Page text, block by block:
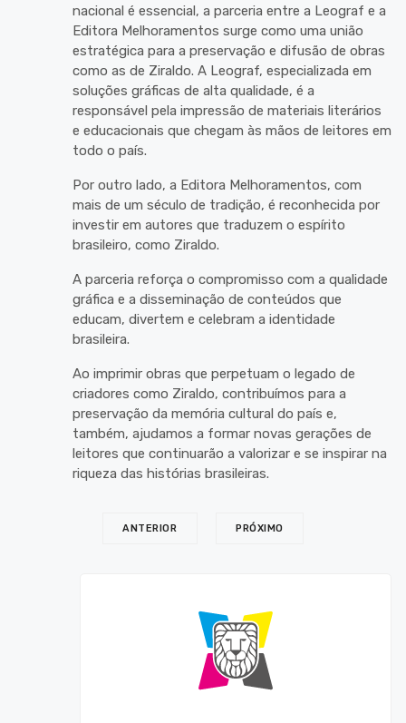
nacional é essencial, a parceria entre a Leograf e a
Editora Melhoramentos surge como uma união
estratégica para a preservação e difusão de obras
como as de Ziraldo. A Leograf, especializada em
soluções gráficas de alta qualidade, é a
responsável pela impressão de materiais literários
e educacionais que chegam às mãos de leitores em
todo o país.
Por outro lado, a Editora Melhoramentos, com
mais de um século de tradição, é reconhecida por
investir em autores que traduzem o espírito
brasileiro, como Ziraldo.
A parceria reforça o compromisso com a qualidade
gráfica e a disseminação de conteúdos que
educam, divertem e celebram a identidade
brasileira.
Ao imprimir obras que perpetuam o legado de
criadores como Ziraldo, contribuímos para a
preservação da memória cultural do país e,
também, ajudamos a formar novas gerações de
leitores que continuarão a valorizar e se inspirar na
riqueza das histórias brasileiras.
ANTERIOR PRÓXIMO